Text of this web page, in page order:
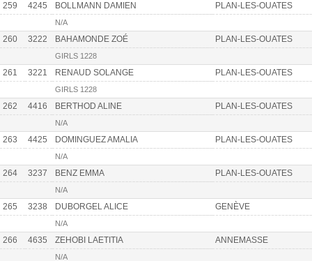
259 4245 BOLLMANN DAMIEN PLAN-LES-OUATES
N/A
260 3222 BAHAMONDE ZOÉ PLAN-LES-OUATES
GIRLS 1228
261 3221 RENAUD SOLANGE PLAN-LES-OUATES
GIRLS 1228
262 4416 BERTHOD ALINE PLAN-LES-OUATES
N/A
263 4425 DOMINGUEZ AMALIA PLAN-LES-OUATES
N/A
264 3237 BENZ EMMA PLAN-LES-OUATES
N/A
265 3238 DUBORGEL ALICE GENÈVE
N/A
266 4635 ZEHOBI LAETITIA ANNEMASSE
N/A